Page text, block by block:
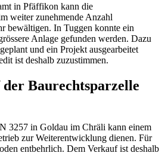
in Pfäffikon kann die
weiter zunehmende Anzahl
bewältigen. In Tuggen konnte ein
Anlage gefunden werden. Dazu
und ein Projekt ausgearbeitet
ist deshalb zuzustimmen.
Baurechtsparzelle
3257 in Goldau im Chräli kann einem
zur Weiterentwicklung dienen. Für
entbehrlich. Dem Verkauf ist deshalb